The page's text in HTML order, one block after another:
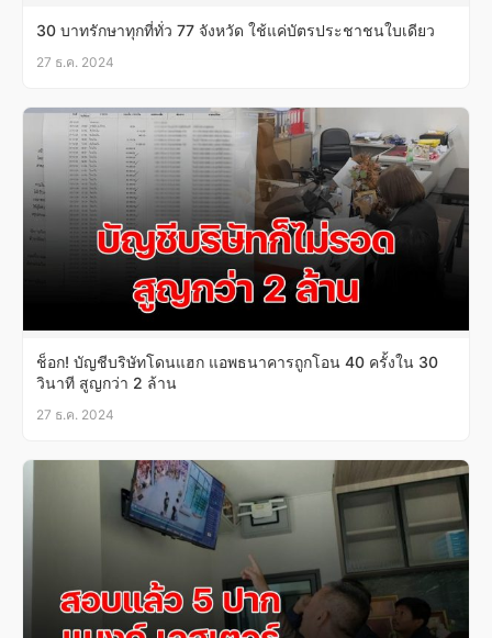
30 บาทรักษาทุกที่ทั่ว 77 จังหวัด ใช้แค่บัตรประชาชนใบเดียว
27 ธ.ค. 2024
ช็อก! บัญชีบริษัทโดนแฮก แอพธนาคารถูกโอน 40 ครั้งใน 30
วินาที สูญกว่า 2 ล้าน
27 ธ.ค. 2024